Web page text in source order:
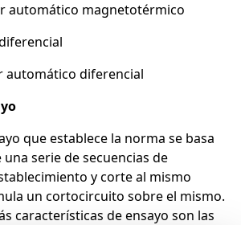
automático magnetotérmico
automático diferencial
que establece la norma se basa
serie de secuencias de
y corte al mismo
un cortocircuito sobre el mismo.
características de ensayo son las